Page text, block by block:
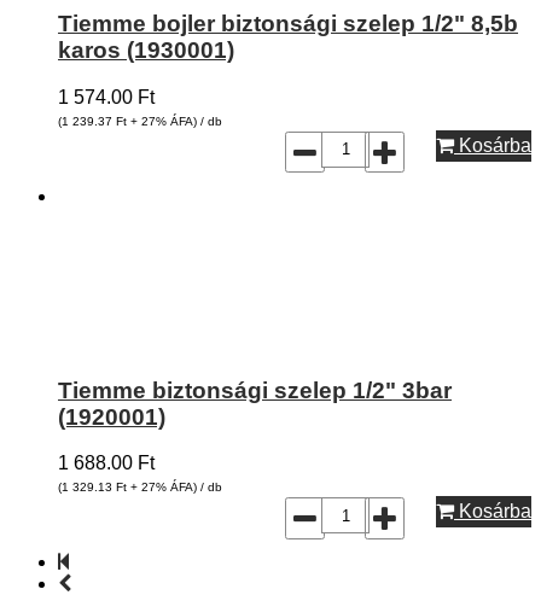
Tiemme bojler biztonsági szelep 1/2" 8,5b
karos (1930001)
1 574.00 Ft
(1 239.37 Ft + 27% ÁFA) / db
Kosárba
Tiemme biztonsági szelep 1/2" 3bar
(1920001)
1 688.00 Ft
(1 329.13 Ft + 27% ÁFA) / db
Kosárba